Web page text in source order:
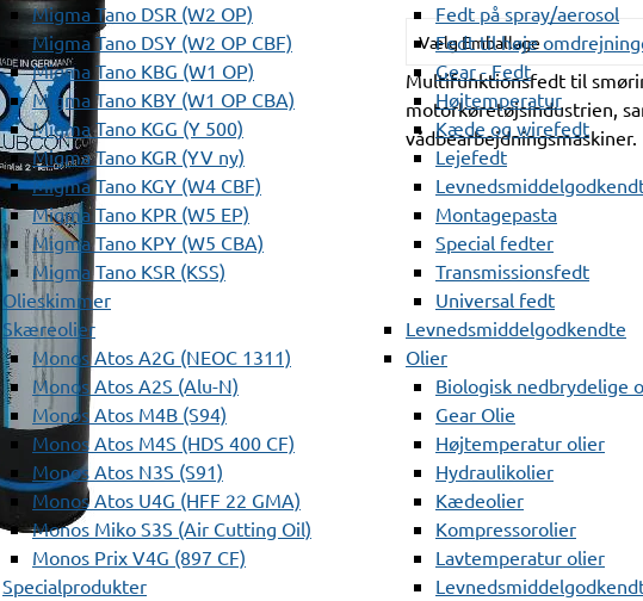
Migma Tano DSR (W2 OP)
Migma Tano DSY (W2 OP CBF)
Migma Tano KBG (W1 OP)
Migma Tano KBY (W1 OP CBA)
Migma Tano KGG (Y 500)
Migma Tano KGR (YV ny)
Migma Tano KGY (W4 CBF)
Migma Tano KPR (W5 EP)
Migma Tano KPY (W5 CBA)
Migma Tano KSR (KSS)
Olieskimmer
Skæreolier
Monos Atos A2G (NEOC 1311)
Monos Atos A2S (Alu-N)
Monos Atos M4B (S94)
Monos Atos M4S (HDS 400 CF)
Monos Atos N3S (S91)
Monos Atos U4G (HFF 22 GMA)
Monos Miko S3S (Air Cutting Oil)
Monos Prix V4G (897 CF)
Specialprodukter
Fedt på spray/aerosol
Fedt til høje
Gear - Fedt
Højtemperatur
Kæde og wirefedt
Lejefedt
Montagepasta
Special fedter
Transmissionsfedt
Universal fedt
Levnedsmiddelgodkendte
Olier
Biologisk nedbrydelige
Gear Olie
Højtemperatur olier
Hydraulikolier
Kædeolier
Kompressorolier
Lavtemperatur olier
Vælg Emballage
Multifunktionsfedt til
motorkøretøjsindustrien,
vådbearbejdningsmaskiner.